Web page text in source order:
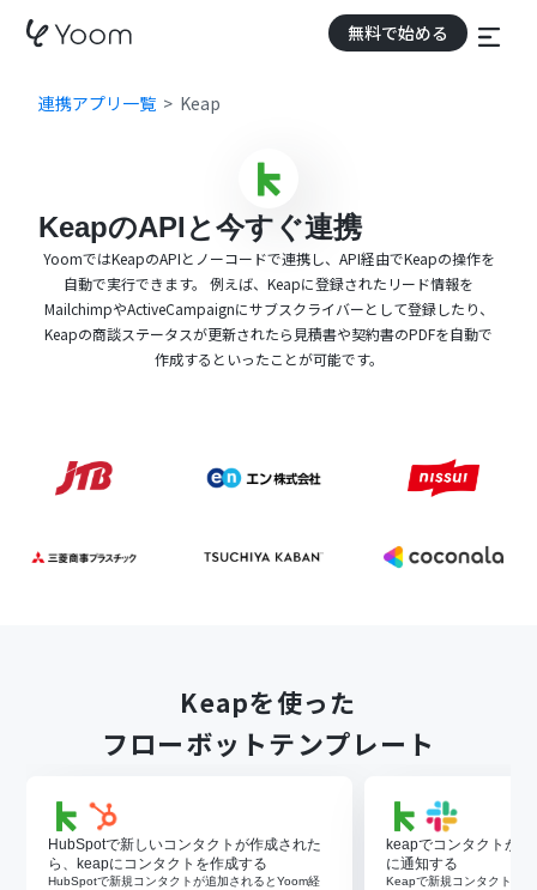
無料で始める
連携アプリ一覧 Keap
KeapのAPIと今すぐ連携
YoomではKeapのAPIとノーコードで連携し、API経由でKeapの操作を
自動で実行できます。 例えば、Keapに登録されたリード情報を
MailchimpやActiveCampaignにサブスクライバーとして登録したり、
Keapの商談ステータスが更新されたら見積書や契約書のPDFを自動で
作成するといったことが可能です。
Keapを使った
フローボットテンプレート
HubSpotで新しいコンタクトが作成された
ら、keapにコンタクトを作成する
HubSpotで新規コンタクトが追加されるとYoom経
keapでコンタクトが
に通知する
Keapで新規コンタクトが